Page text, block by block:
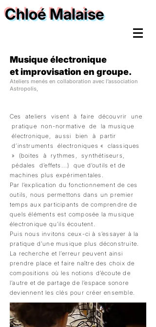
Chloé Malaise
Musique électronique
et improvisation en groupe.
Ateliers menés en collaboration avec l’association
Astropolis,
Ces ateliers visent à faire découvrir une
pratique non-normative de la musique
électronique, aussi bien à partir
d’instruments électroniques « classiques
» (boites à rythmes, synthétiseurs,
pédales d’effets...) que d’outils et de
machines plus expérimentales.
Par l’explication du fonctionnement de ces
outils, nous permettons dans un premier
temps aux participants de comprendre de
quels éléments est composée la musique
électronique qu’ils écoutent.
Puis nous invitons ceux-ci à s’essayer à la
pratique d’une musique plus déconstruite.
La recherche et l’erreur peuvent ainsi
prendre place et faire naître des choix de
compositions où les notions d’écoute de
l’autre et de partage de l’espace sonore
deviennent les clés pour créer ensemble.